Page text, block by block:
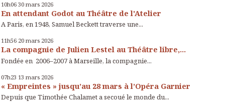
10h06 30 mars 2026
En attendant Godot au Théâtre de l'Atelier
A Paris, en 1948, Samuel Beckett traverse une...
11h56 20 mars 2026
La compagnie de Julien Lestel au Théâtre libre,...
Fondée en 2006–2007 à Marseille, la compagnie...
07h23 13 mars 2026
« Empreintes » jusqu’au 28 mars à l’Opéra Garnier
Depuis que Timothée Chalamet a secoué le monde du...